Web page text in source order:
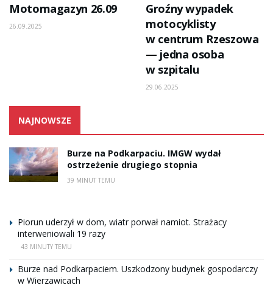
Motomagazyn 26.09
26.09.2025
Groźny wypadek
motocyklisty
w centrum Rzeszowa
— jedna osoba
w szpitalu
29.06.2025
NAJNOWSZE
Burze na Podkarpaciu. IMGW wydał
ostrzeżenie drugiego stopnia
39 MINUT TEMU
Piorun uderzył w dom, wiatr porwał namiot. Strażacy
interweniowali 19 razy
43 MINUTY TEMU
Burze nad Podkarpaciem. Uszkodzony budynek gospodarczy
w Wierzawicach